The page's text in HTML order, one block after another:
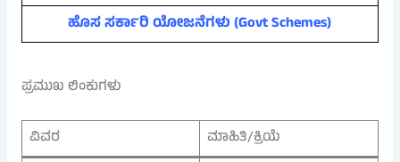
ಹೊಸ ಸರ್ಕಾರಿ ಯೋಜನೆಗಳು (Govt Schemes)
ಪ್ರಮುಖ ಲಿಂಕುಗಳು
ವಿವರ
ಮಾಹಿತಿ/ಕ್ರಿಯೆ